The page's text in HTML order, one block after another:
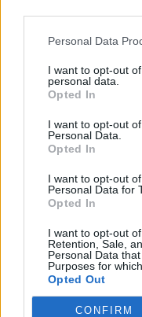
Personal Data
I want to opt-out
personal data.
Opted In
I want to opt-out
Personal Data.
Opted In
I want to opt-out
Personal Data for
Opted In
I want to opt-out
Retention, Sale,
Personal Data
Purposes for
Opted Out
CONFIRM